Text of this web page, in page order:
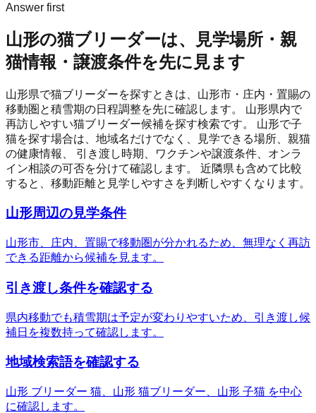
Answer first
山形の猫ブリーダーは、見学場所・親
猫情報・譲渡条件を先に見ます
山形県で猫ブリーダーを探すときは、山形市・庄内・置賜の
移動圏と積雪期の日程調整を先に確認します。 山形県内で
再訪しやすい猫ブリーダー候補を探す検索です。 山形で子
猫を探す場合は、地域名だけでなく、見学できる場所、親猫
の健康情報、 引き渡し時期、ワクチンや譲渡条件、オンラ
イン相談の可否を分けて確認します。 近隣県も含めて比較
すると、移動距離と見学しやすさを判断しやすくなります。
山形周辺の見学条件
山形市、庄内、置賜で移動圏が分かれるため、無理なく再訪
できる距離から候補を見ます。
引き渡し条件を確認する
県内移動でも積雪期は予定が変わりやすいため、引き渡し候
補日を複数持って確認します。
地域検索語を確認する
山形 ブリーダー 猫、山形 猫ブリーダー、山形 子猫 を中心
に確認します。